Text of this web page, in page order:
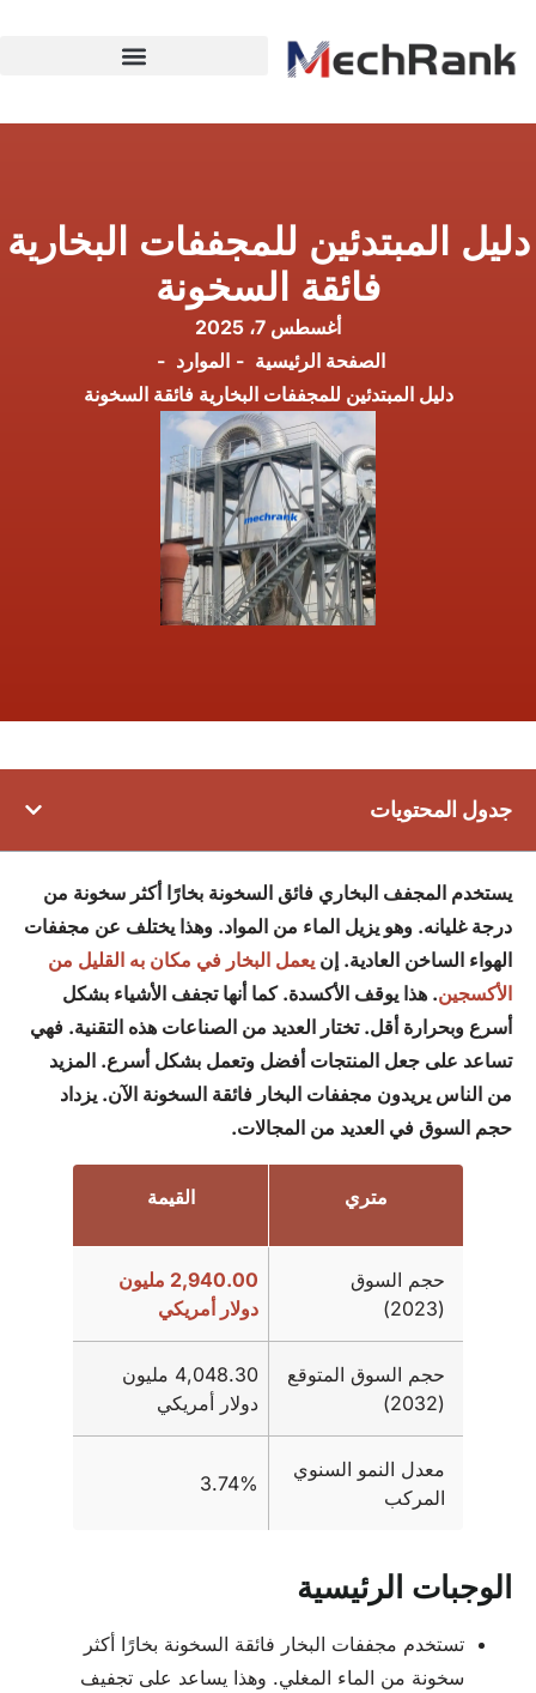
دليل المبتدئين للمجففات البخارية
فائقة السخونة
أغسطس 7، 2025
الصفحة الرئيسية
الموارد
دليل المبتدئين للمجففات البخارية فائقة السخونة
جدول المحتويات
يستخدم المجفف البخاري فائق السخونة بخارًا أكثر سخونة من
درجة غليانه. وهو يزيل الماء من المواد. وهذا يختلف عن مجففات
الهواء الساخن العادية. إن يعمل البخار في مكان به القليل من
الأكسجين. هذا يوقف الأكسدة. كما أنها تجفف الأشياء بشكل
أسرع وبحرارة أقل. تختار العديد من الصناعات هذه التقنية. فهي
تساعد على جعل المنتجات أفضل وتعمل بشكل أسرع. المزيد
من الناس يريدون مجففات البخار فائقة السخونة الآن. يزداد
حجم السوق في العديد من المجالات.
متري القيمة
حجم السوق
(2023)
2,940.00 مليون
دولار أمريكي
حجم السوق المتوقع
(2032)
4,048.30 مليون
دولار أمريكي
معدل النمو السنوي
المركب
3.74%
الوجبات الرئيسية
تستخدم مجففات البخار فائقة السخونة بخارًا أكثر
سخونة من الماء المغلي. وهذا يساعد على تجفيف